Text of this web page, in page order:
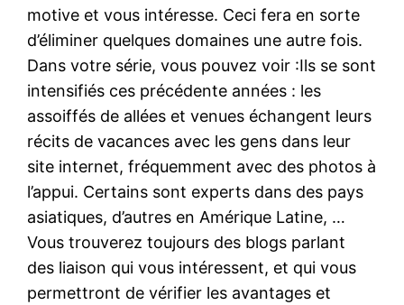
motive et vous intéresse. Ceci fera en sorte
d’éliminer quelques domaines une autre fois.
Dans votre série, vous pouvez voir :Ils se sont
intensifiés ces précédente années : les
assoiffés de allées et venues échangent leurs
récits de vacances avec les gens dans leur
site internet, fréquemment avec des photos à
l’appui. Certains sont experts dans des pays
asiatiques, d’autres en Amérique Latine, …
Vous trouverez toujours des blogs parlant
des liaison qui vous intéressent, et qui vous
permettront de vérifier les avantages et